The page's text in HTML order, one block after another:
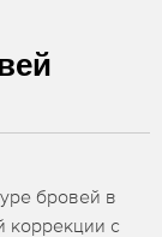
бровей в
коррекции с